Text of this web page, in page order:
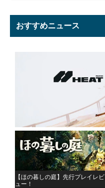
おすすめニュース
【ほの暮しの庭】先行プレイレビ
ュー！